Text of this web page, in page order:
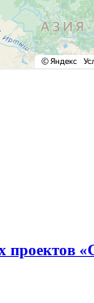
проектов